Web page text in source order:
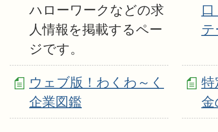
ハローワークなどの求
人情報を掲載するペー
ジです。
ウェブ版！わくわ～く
企業図鑑
特
金